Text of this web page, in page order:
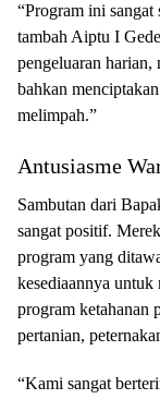
“Program ini sangat
tambah Aiptu I
pengeluaran
bahkan
melimpah.”
Antusiasme
Sambutan dari
sangat positif.
program yang
kesediaannya untuk
program ketahanan
pertanian,
“Kami sangat